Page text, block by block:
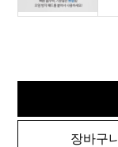
장바구니